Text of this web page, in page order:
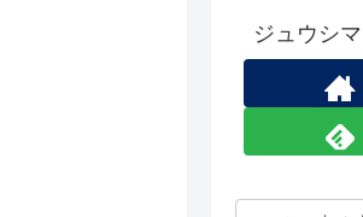
ジュウシ